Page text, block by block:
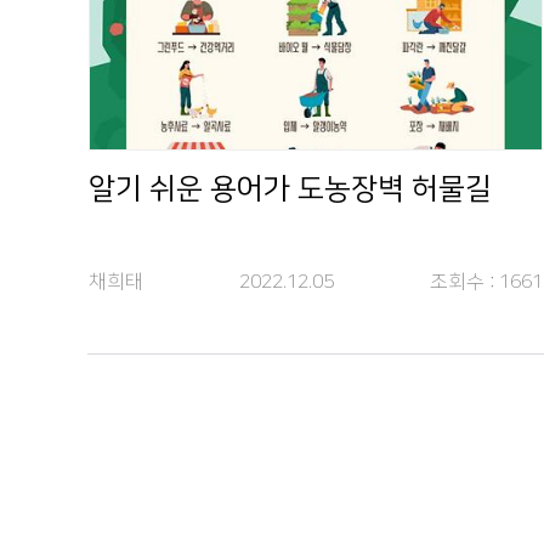
알기 쉬운 용어가 도농장벽 허물길
채희태 2022.12.05 조회수 : 1661